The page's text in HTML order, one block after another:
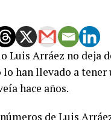
Luis Arráez no deja
han llevado a
hace años.
de Luis